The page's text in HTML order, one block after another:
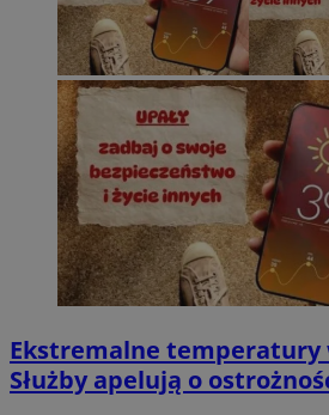
Ekstremalne temperatury
Służby apelują o